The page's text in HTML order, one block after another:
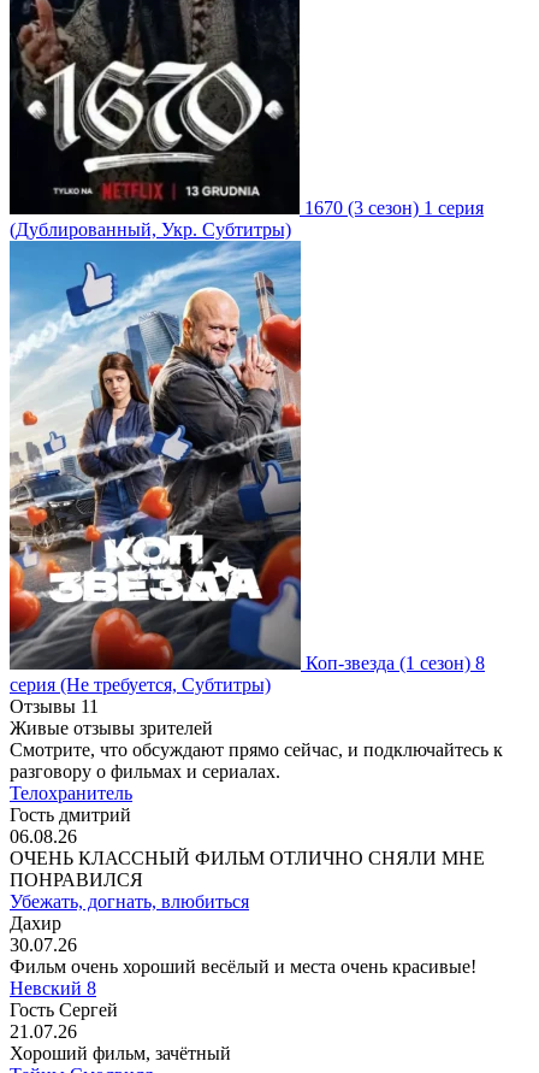
1670 (3 сезон) 1 серия
(Дублированный, Укр. Субтитры)
Коп-звезда (1 сезон) 8
серия (Не требуется, Субтитры)
Отзывы 11
Живые отзывы зрителей
Смотрите, что обсуждают прямо сейчас, и подключайтесь к
разговору о фильмах и сериалах.
Телохранитель
Гость дмитрий
06.08.26
ОЧЕНЬ КЛАССНЫЙ ФИЛЬМ ОТЛИЧНО СНЯЛИ МНЕ
ПОНРАВИЛСЯ
Убежать, догнать, влюбиться
Дахир
30.07.26
Фильм очень хороший весёлый и места очень красивые!
Невский 8
Гость Сергей
21.07.26
Хороший фильм, зачётный